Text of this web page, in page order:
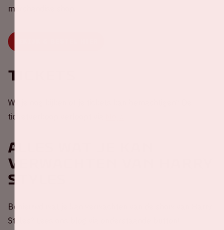
merchandise shop.
Tickets
Wil je nog kijken of je tickets kan bemachtigen? De
ticketverkoop verloopt via
Alles wat je kan
verwachten van Harry
Styles
Benieuwd wat je kan verwachten van de show van Harry
Styles? Lees ons blog via onderstaande button!